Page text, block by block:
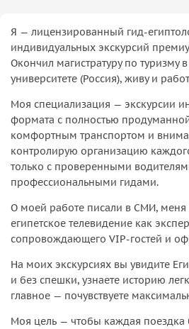
Я — лицензированный гид-
индивидуальных экскурсий
Окончил магистратуру по
университете (Россия), живу и
Моя специализация — экскурсии
формата с полностью
комфортным транспортом и
контролирую организацию
только с проверенными
профессиональными гидами.
О моей работе писали в СМИ, меня
египетское телевидение как
сопровождающего VIP-гостей и
На моих экскурсиях вы увидите
и без спешки, узнаете историю
главное — почувствуете
Моя цель — чтобы каждая поездка